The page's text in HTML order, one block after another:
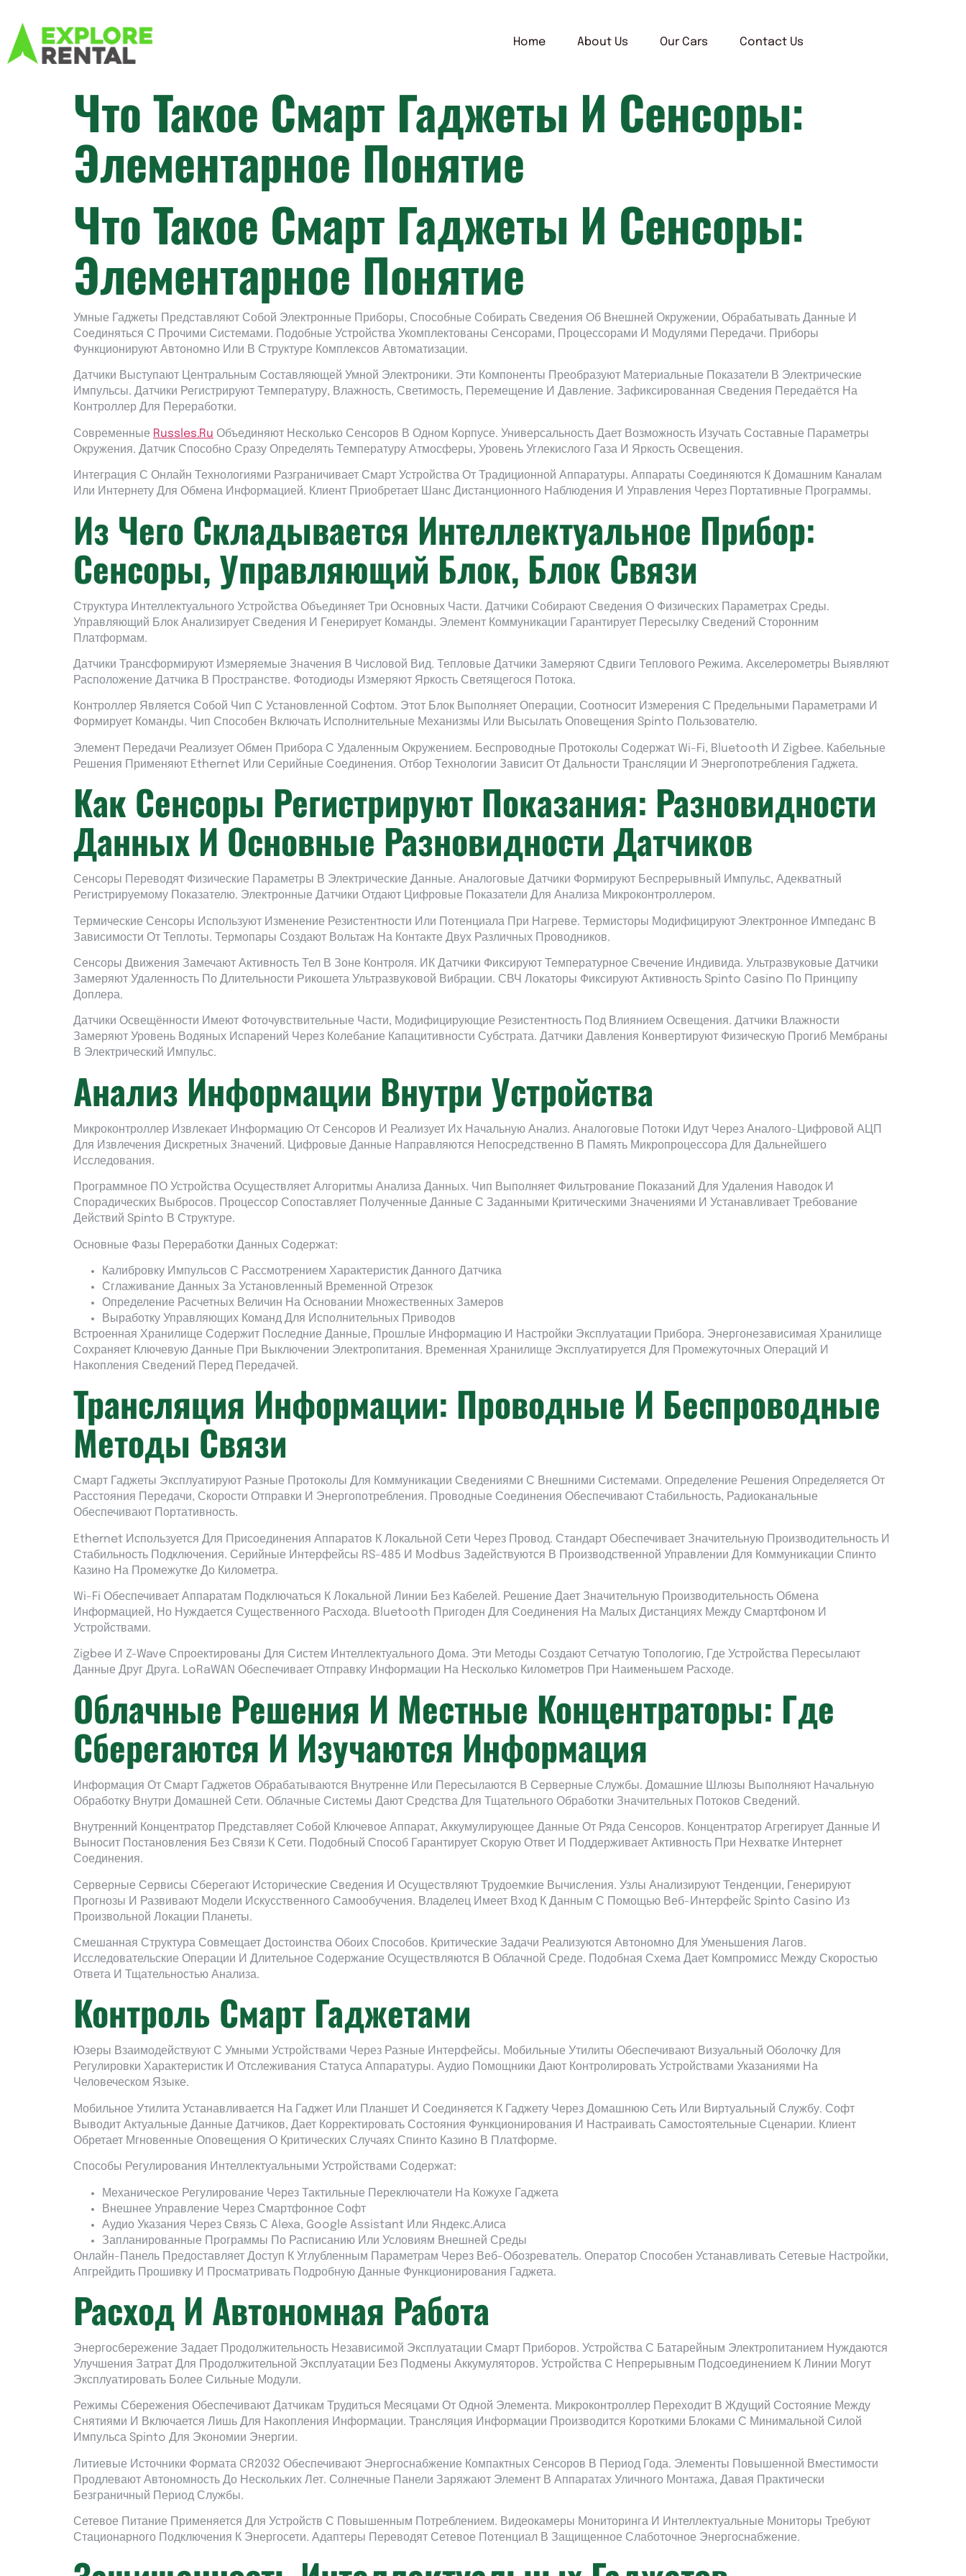
Home About Us Our Cars Contact Us
Что Такое Смарт Гаджеты И Сенсоры:
Элементарное Понятие
Что Такое Смарт Гаджеты И Сенсоры:
Элементарное Понятие
Умные Гаджеты Представляют Собой Электронные Приборы, Способные Собирать Сведения Об Внешней Окружении, Обрабатывать Данные И
Соединяться С Прочими Системами. Подобные Устройства Укомплектованы Сенсорами, Процессорами И Модулями Передачи. Приборы
Функционируют Автономно Или В Структуре Комплексов Автоматизации.
Датчики Выступают Центральным Составляющей Умной Электроники. Эти Компоненты Преобразуют Материальные Показатели В Электрические
Импульсы. Датчики Регистрируют Температуру, Влажность, Светимость, Перемещение И Давление. Зафиксированная Сведения Передаётся На
Контроллер Для Переработки.
Современные Russles.ru Объединяют Несколько Сенсоров В Одном Корпусе. Универсальность Дает Возможность Изучать Составные Параметры
Окружения. Датчик Способно Сразу Определять Температуру Атмосферы, Уровень Углекислого Газа И Яркость Освещения.
Интеграция С Онлайн Технологиями Разграничивает Смарт Устройства От Традиционной Аппаратуры. Аппараты Соединяются К Домашним Каналам
Или Интернету Для Обмена Информацией. Клиент Приобретает Шанс Дистанционного Наблюдения И Управления Через Портативные Программы.
Из Чего Складывается Интеллектуальное Прибор:
Сенсоры, Управляющий Блок, Блок Связи
Структура Интеллектуального Устройства Объединяет Три Основных Части. Датчики Собирают Сведения О Физических Параметрах Среды.
Управляющий Блок Анализирует Сведения И Генерирует Команды. Элемент Коммуникации Гарантирует Пересылку Сведений Сторонним
Платформам.
Датчики Трансформируют Измеряемые Значения В Числовой Вид. Тепловые Датчики Замеряют Сдвиги Теплового Режима. Акселерометры Выявляют
Расположение Датчика В Пространстве. Фотодиоды Измеряют Яркость Светящегося Потока.
Контроллер Является Собой Чип С Установленной Софтом. Этот Блок Выполняет Операции, Соотносит Измерения С Предельными Параметрами И
Формирует Команды. Чип Способен Включать Исполнительные Механизмы Или Высылать Оповещения Spinto Пользователю.
Элемент Передачи Реализует Обмен Прибора С Удаленным Окружением. Беспроводные Протоколы Содержат Wi-Fi, Bluetooth И Zigbee. Кабельные
Решения Применяют Ethernet Или Серийные Соединения. Отбор Технологии Зависит От Дальности Трансляции И Энергопотребления Гаджета.
Как Сенсоры Регистрируют Показания: Разновидности
Данных И Основные Разновидности Датчиков
Сенсоры Переводят Физические Параметры В Электрические Данные. Аналоговые Датчики Формируют Беспрерывный Импульс, Адекватный
Регистрируемому Показателю. Электронные Датчики Отдают Цифровые Показатели Для Анализа Микроконтроллером.
Термические Сенсоры Используют Изменение Резистентности Или Потенциала При Нагреве. Термисторы Модифицируют Электронное Импеданс В
Зависимости От Теплоты. Термопары Создают Вольтаж На Контакте Двух Различных Проводников.
Сенсоры Движения Замечают Активность Тел В Зоне Контроля. ИК Датчики Фиксируют Температурное Свечение Индивида. Ультразвуковые Датчики
Замеряют Удаленность По Длительности Рикошета Ультразвуковой Вибрации. СВЧ Локаторы Фиксируют Активность Spinto Casino По Принципу
Доплера.
Датчики Освещённости Имеют Фоточувствительные Части, Модифицирующие Резистентность Под Влиянием Освещения. Датчики Влажности
Замеряют Уровень Водяных Испарений Через Колебание Капацитивности Субстрата. Датчики Давления Конвертируют Физическую Прогиб Мембраны
В Электрический Импульс.
Анализ Информации Внутри Устройства
Микроконтроллер Извлекает Информацию От Сенсоров И Реализует Их Начальную Анализ. Аналоговые Потоки Идут Через Аналого-Цифровой АЦП
Для Извлечения Дискретных Значений. Цифровые Данные Направляются Непосредственно В Память Микропроцессора Для Дальнейшего
Исследования.
Программное ПО Устройства Осуществляет Алгоритмы Анализа Данных. Чип Выполняет Фильтрование Показаний Для Удаления Наводок И
Спорадических Выбросов. Процессор Сопоставляет Полученные Данные С Заданными Критическими Значениями И Устанавливает Требование
Действий Spinto В Структуре.
Основные Фазы Переработки Данных Содержат:
Калибровку Импульсов С Рассмотрением Характеристик Данного Датчика
Сглаживание Данных За Установленный Временной Отрезок
Определение Расчетных Величин На Основании Множественных Замеров
Выработку Управляющих Команд Для Исполнительных Приводов
Встроенная Хранилище Содержит Последние Данные, Прошлые Информацию И Настройки Эксплуатации Прибора. Энергонезависимая Хранилище
Сохраняет Ключевую Данные При Выключении Электропитания. Временная Хранилище Эксплуатируется Для Промежуточных Операций И
Накопления Сведений Перед Передачей.
Трансляция Информации: Проводные И Беспроводные
Методы Связи
Смарт Гаджеты Эксплуатируют Разные Протоколы Для Коммуникации Сведениями С Внешними Системами. Определение Решения Определяется От
Расстояния Передачи, Скорости Отправки И Энергопотребления. Проводные Соединения Обеспечивают Стабильность, Радиоканальные
Обеспечивают Портативность.
Ethernet Используется Для Присоединения Аппаратов К Локальной Сети Через Провод. Стандарт Обеспечивает Значительную Производительность И
Стабильность Подключения. Серийные Интерфейсы RS-485 И Modbus Задействуются В Производственной Управлении Для Коммуникации Спинто
Казино На Промежутке До Километра.
Wi-Fi Обеспечивает Аппаратам Подключаться К Локальной Линии Без Кабелей. Решение Дает Значительную Производительность Обмена
Информацией, Но Нуждается Существенного Расхода. Bluetooth Пригоден Для Соединения На Малых Дистанциях Между Смартфоном И
Устройствами.
Zigbee И Z-Wave Спроектированы Для Систем Интеллектуального Дома. Эти Методы Создают Сетчатую Топологию, Где Устройства Пересылают
Данные Друг Друга. LoRaWAN Обеспечивает Отправку Информации На Несколько Километров При Наименьшем Расходе.
Облачные Решения И Местные Концентраторы: Где
Сберегаются И Изучаются Информация
Информация От Смарт Гаджетов Обрабатываются Внутренне Или Пересылаются В Серверные Службы. Домашние Шлюзы Выполняют Начальную
Обработку Внутри Домашней Сети. Облачные Системы Дают Средства Для Тщательного Обработки Значительных Потоков Сведений.
Внутренний Концентратор Представляет Собой Ключевое Аппарат, Аккумулирующее Данные От Ряда Сенсоров. Концентратор Агрегирует Данные И
Выносит Постановления Без Связи К Сети. Подобный Способ Гарантирует Скорую Ответ И Поддерживает Активность При Нехватке Интернет
Соединения.
Серверные Сервисы Сберегают Исторические Сведения И Осуществляют Трудоемкие Вычисления. Узлы Анализируют Тенденции, Генерируют
Прогнозы И Развивают Модели Искусственного Самообучения. Владелец Имеет Вход К Данным С Помощью Веб-Интерфейс Spinto Casino Из
Произвольной Локации Планеты.
Смешанная Структура Совмещает Достоинства Обоих Способов. Критические Задачи Реализуются Автономно Для Уменьшения Лагов.
Исследовательские Операции И Длительное Содержание Осуществляются В Облачной Среде. Подобная Схема Дает Компромисс Между Скоростью
Ответа И Тщательностью Анализа.
Контроль Смарт Гаджетами
Юзеры Взаимодействуют С Умными Устройствами Через Разные Интерфейсы. Мобильные Утилиты Обеспечивают Визуальный Оболочку Для
Регулировки Характеристик И Отслеживания Статуса Аппаратуры. Аудио Помощники Дают Контролировать Устройствами Указаниями На
Человеческом Языке.
Мобильное Утилита Устанавливается На Гаджет Или Планшет И Соединяется К Гаджету Через Домашнюю Сеть Или Виртуальный Службу. Софт
Выводит Актуальные Данные Датчиков, Дает Корректировать Состояния Функционирования И Настраивать Самостоятельные Сценарии. Клиент
Обретает Мгновенные Оповещения О Критических Случаях Спинто Казино В Платформе.
Способы Регулирования Интеллектуальными Устройствами Содержат:
Механическое Регулирование Через Тактильные Переключатели На Кожухе Гаджета
Внешнее Управление Через Смартфонное Софт
Аудио Указания Через Связь С Alexa, Google Assistant Или Яндекс.Алиса
Запланированные Программы По Расписанию Или Условиям Внешней Среды
Онлайн-Панель Предоставляет Доступ К Углубленным Параметрам Через Веб-Обозреватель. Оператор Способен Устанавливать Сетевые Настройки,
Апгрейдить Прошивку И Просматривать Подробную Данные Функционирования Гаджета.
Расход И Автономная Работа
Энергосбережение Задает Продолжительность Независимой Эксплуатации Смарт Приборов. Устройства С Батарейным Электропитанием Нуждаются
Улучшения Затрат Для Продолжительной Эксплуатации Без Подмены Аккумуляторов. Устройства С Непрерывным Подсоединением К Линии Могут
Эксплуатировать Более Сильные Модули.
Режимы Сбережения Обеспечивают Датчикам Трудиться Месяцами От Одной Элемента. Микроконтроллер Переходит В Ждущий Состояние Между
Снятиями И Включается Лишь Для Накопления Информации. Трансляция Информации Производится Короткими Блоками С Минимальной Силой
Импульса Spinto Для Экономии Энергии.
Литиевые Источники Формата CR2032 Обеспечивают Энергоснабжение Компактных Сенсоров В Период Года. Элементы Повышенной Вместимости
Продлевают Автономность До Нескольких Лет. Солнечные Панели Заряжают Элемент В Аппаратах Уличного Монтажа, Давая Практически
Безграничный Период Службы.
Сетевое Питание Применяется Для Устройств С Повышенным Потреблением. Видеокамеры Мониторинга И Интеллектуальные Мониторы Требуют
Стационарного Подключения К Энергосети. Адаптеры Переводят Сетевое Потенциал В Защищенное Слаботочное Энергоснабжение.